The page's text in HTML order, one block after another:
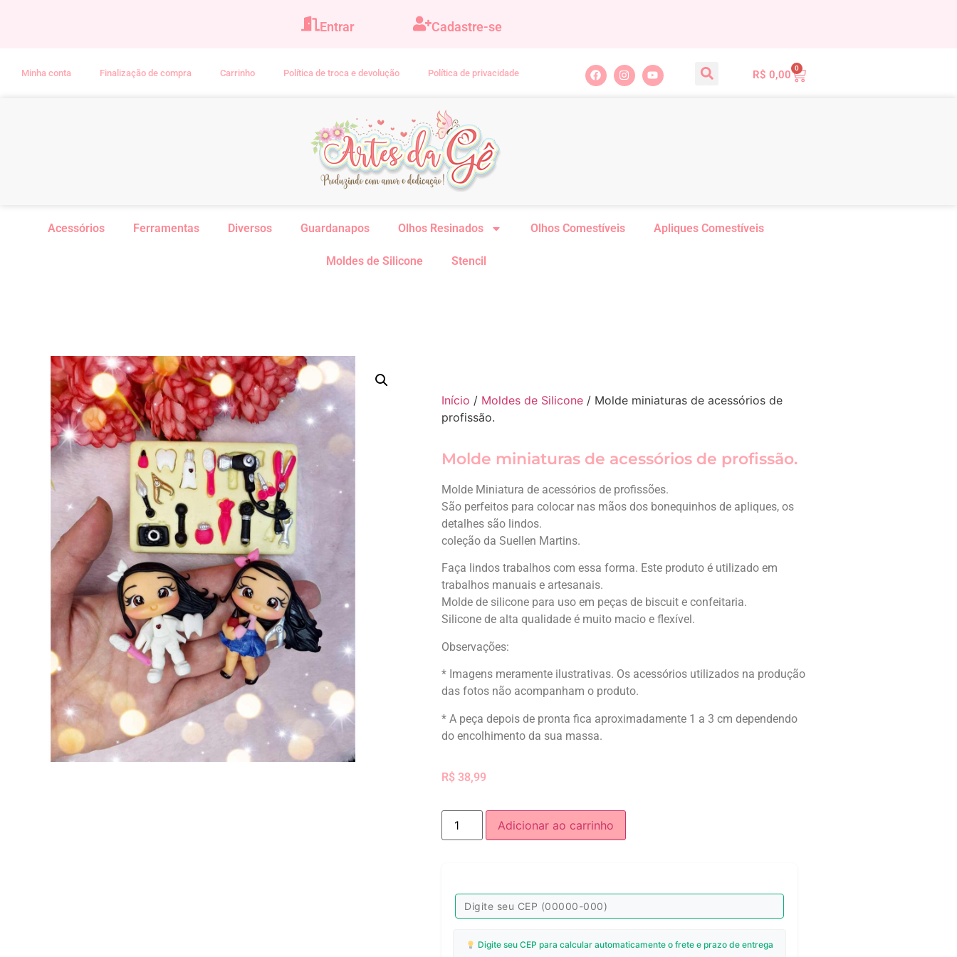
Entrar Cadastre-se
Minha conta Finalização de compra Carrinho Política de troca e devolução Política de privacidade R$ 0,00
0
Acessórios Ferramentas Diversos Guardanapos Olhos Resinados Olhos Comestíveis Apliques Comestíveis
Moldes de Silicone Stencil
Início / Moldes de Silicone / Molde miniaturas de acessórios de
profissão.
Molde miniaturas de acessórios de profissão.
Molde Miniatura de acessórios de profissões.
São perfeitos para colocar nas mãos dos bonequinhos de apliques, os
detalhes são lindos.
coleção da Suellen Martins.
Faça lindos trabalhos com essa forma. Este produto é utilizado em
trabalhos manuais e artesanais.
Molde de silicone para uso em peças de biscuit e confeitaria.
Silicone de alta qualidade é muito macio e flexível.
Observações:
* Imagens meramente ilustrativas. Os acessórios utilizados na produção
das fotos não acompanham o produto.
* A peça depois de pronta fica aproximadamente 1 a 3 cm dependendo
do encolhimento da sua massa.
R$ 38,99
Adicionar ao carrinho
Digite seu CEP para calcular automaticamente o frete e prazo de entrega